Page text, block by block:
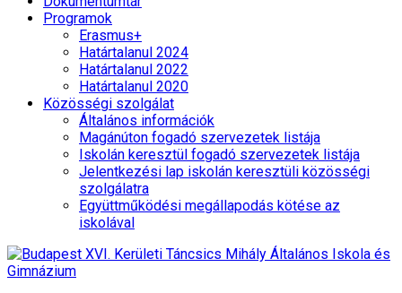
Programok
Erasmus+
Határtalanul 2024
Határtalanul 2022
Határtalanul 2020
Közösségi szolgálat
Általános információk
Magánúton fogadó szervezetek listája
Iskolán keresztül fogadó szervezetek listája
Jelentkezési lap iskolán keresztüli közösségi
szolgálatra
Együttműködési megállapodás kötése az
iskolával